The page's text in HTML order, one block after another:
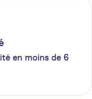
en moins de 6